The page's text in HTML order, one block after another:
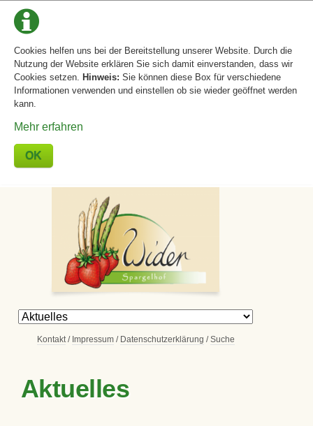
Cookies helfen uns bei der Bereitstellung unserer Website. Durch die
Nutzung der Website erklären Sie sich damit einverstanden, dass wir
Cookies setzen. Hinweis: Sie können diese Box für verschiedene
Informationen verwenden und einstellen ob sie wieder geöffnet werden
kann.
Mehr erfahren
OK
Navigation
überspringen
Navigation
Kontakt Impressum Datenschutzerklärung Suche
überspringen
Aktuelles